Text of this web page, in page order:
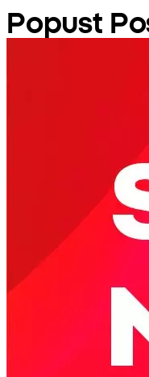
Popust